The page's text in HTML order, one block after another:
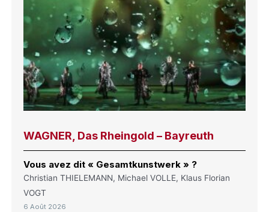
WAGNER, Das Rheingold – Bayreuth
Vous avez dit « Gesamtkunstwerk » ?
Christian THIELEMANN, Michael VOLLE, Klaus Florian
VOGT
6 Août 2026